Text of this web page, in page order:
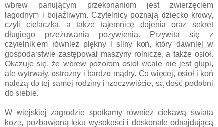
wbrew panującym przekonaniom jest zwierzęciem
łagodnym i bojaźliwym. Czytelnicy poznają dziecko krowy,
czyli cielaczka, a także tajemnicę dojenia oraz sekret
długiego przeżuwania pożywienia. Przywita się z
czytelnikiem również piękny i silny koń, który dawniej w
gospodarstwie zastępował maszyny rolnicze, a także osioł.
Okazuje się, że wbrew pozorom osioł wcale nie jest głupi,
ale wytrwały, ostrożny i bardzo mądry. Co więcej, osioł i koń
należą do tej samej rodziny i rzeczywiście, są dość podobni
do siebie.
W wiejskiej zagrodzie spotkamy również ciekawą świata
kozę, pozbawioną lęku wysokości i doskonale odnajdującą